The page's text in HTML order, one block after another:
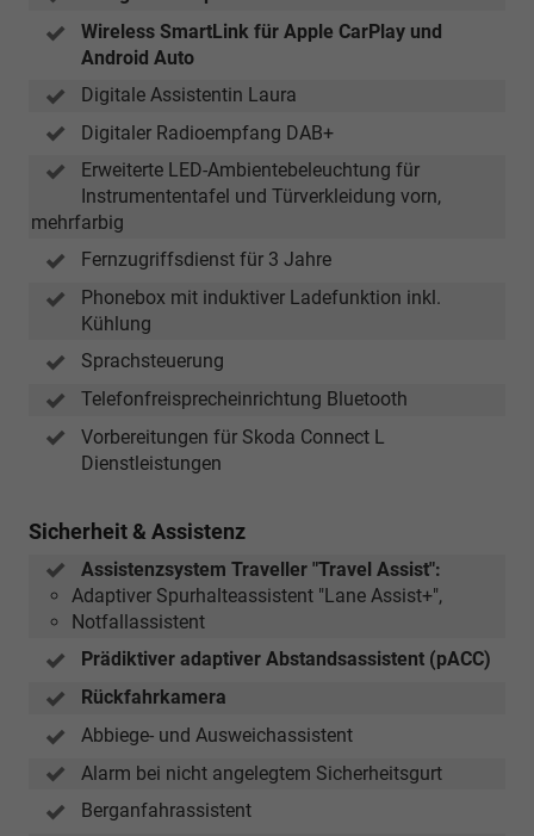
Wireless SmartLink für Apple CarPlay und
Android Auto
Digitale Assistentin Laura
Digitaler Radioempfang DAB+
Erweiterte LED-Ambientebeleuchtung für
Instrumententafel und Türverkleidung vorn,
mehrfarbig
Fernzugriffsdienst für 3 Jahre
Phonebox mit induktiver Ladefunktion inkl.
Kühlung
Sprachsteuerung
Telefonfreisprecheinrichtung Bluetooth
Vorbereitungen für Skoda Connect L
Dienstleistungen
Sicherheit & Assistenz
Assistenzsystem Traveller "Travel Assist":
Adaptiver Spurhalteassistent "Lane Assist+",
Notfallassistent
Prädiktiver adaptiver Abstandsassistent (pACC)
Rückfahrkamera
Abbiege- und Ausweichassistent
Alarm bei nicht angelegtem Sicherheitsgurt
Berganfahrassistent